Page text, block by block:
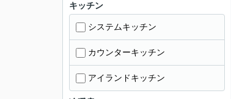
キッチン
システムキッチン
カウンターキッチン
アイランドキッチン